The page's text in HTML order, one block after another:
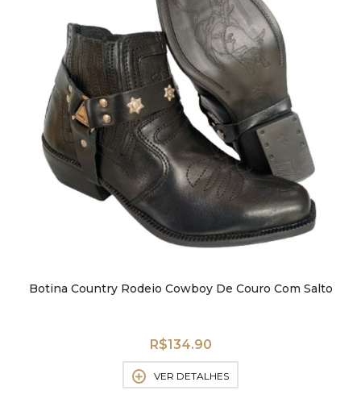
Botina Country Rodeio Cowboy De Couro Com Salto
R$134.90
VER DETALHES